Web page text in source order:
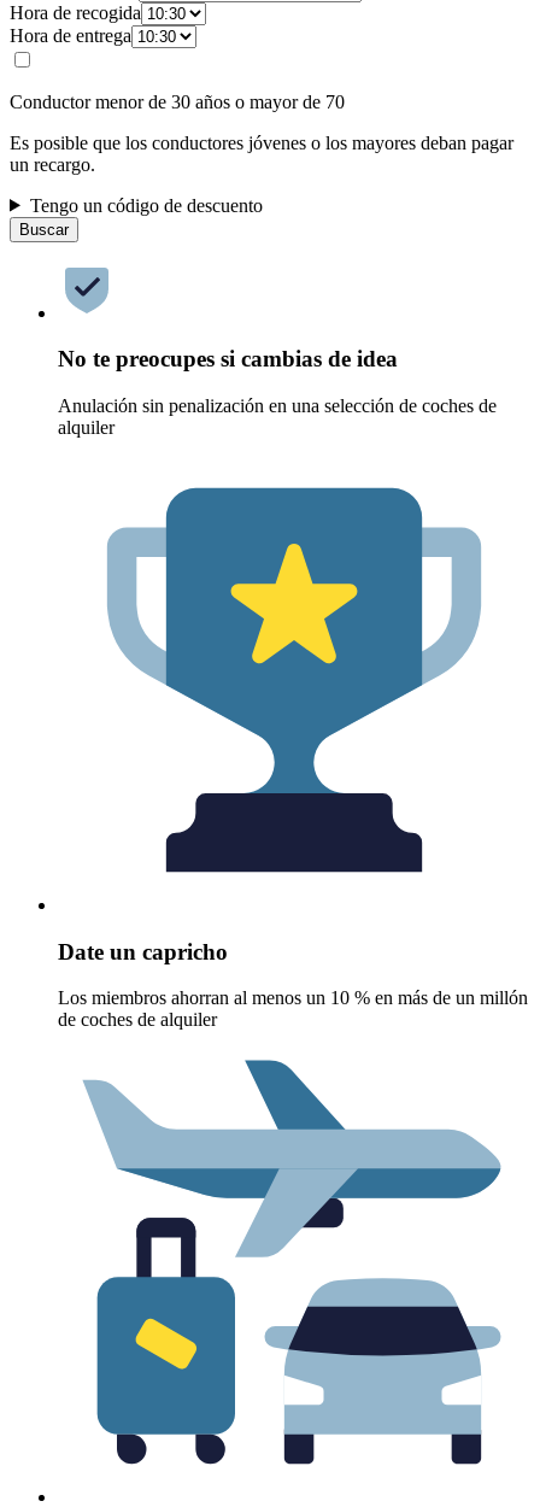
Hora de recogida
Hora de entrega
Conductor menor de 30 años o mayor de 70
Es posible que los conductores jóvenes o los mayores deban pagar
un recargo.
Tengo un código de descuento
Buscar
No te preocupes si cambias de idea
Anulación sin penalización en una selección de coches de
alquiler
Date un capricho
Los miembros ahorran al menos un 10 % en más de un millón
de coches de alquiler